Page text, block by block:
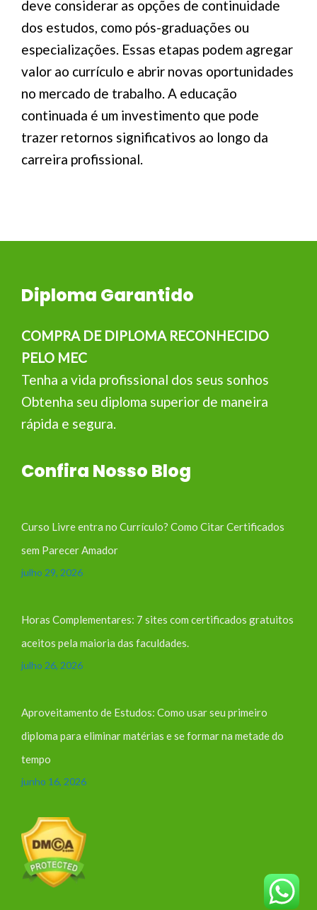
deve considerar as opções de continuidade
dos estudos, como pós-graduações ou
especializações. Essas etapas podem agregar
valor ao currículo e abrir novas oportunidades
no mercado de trabalho. A educação
continuada é um investimento que pode
trazer retornos significativos ao longo da
carreira profissional.
Diploma Garantido
COMPRA DE DIPLOMA RECONHECIDO
PELO MEC
Tenha a vida profissional dos seus sonhos
Obtenha seu diploma superior de maneira
rápida e segura.
Confira Nosso Blog
Curso Livre entra no Currículo? Como Citar Certificados
sem Parecer Amador
julho 29, 2026
Horas Complementares: 7 sites com certificados gratuitos
aceitos pela maioria das faculdades.
julho 26, 2026
Aproveitamento de Estudos: Como usar seu primeiro
diploma para eliminar matérias e se formar na metade do
tempo
junho 16, 2026